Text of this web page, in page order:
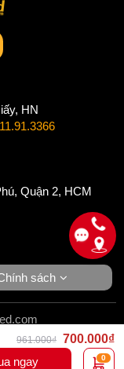
961.000₫ 700.000₫
ngay 0
HN
Quận 2, HCM
sách